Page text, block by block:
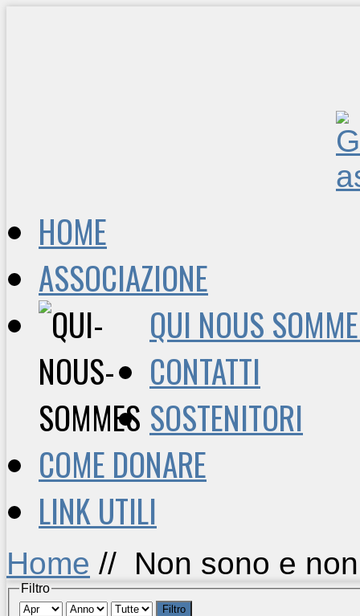
HOME
ASSOCIAZIONE
QUI NOUS
CONTATTI
SOSTENITORI
COME DONARE
LINK UTILI
Home // Non sono e
Filtro
Filtro